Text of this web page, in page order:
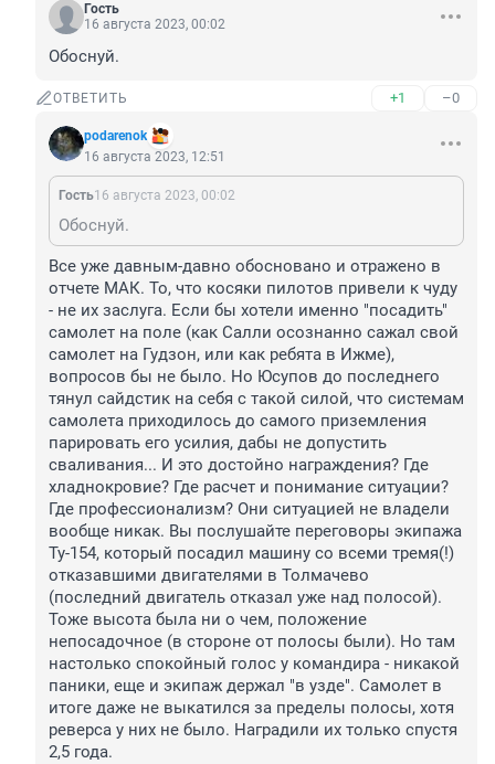
Гость
16 августа 2023, 00:02
Обоснуй.
ОТВЕТИТЬ +1 –0
podarenok
16 августа 2023, 12:51
Гость16 августа 2023, 00:02
Обоснуй.
Все уже давным-давно обосновано и отражено в
отчете МАК. То, что косяки пилотов привели к чуду
- не их заслуга. Если бы хотели именно "посадить"
самолет на поле (как Салли осознанно сажал свой
самолет на Гудзон, или как ребята в Ижме),
вопросов бы не было. Но Юсупов до последнего
тянул сайдстик на себя с такой силой, что системам
самолета приходилось до самого приземления
парировать его усилия, дабы не допустить
сваливания... И это достойно награждения? Где
хладнокровие? Где расчет и понимание ситуации?
Где профессионализм? Они ситуацией не владели
вообще никак. Вы послушайте переговоры экипажа
Ту-154, который посадил машину со всеми тремя(!)
отказавшими двигателями в Толмачево
(последний двигатель отказал уже над полосой).
Тоже высота была ни о чем, положение
непосадочное (в стороне от полосы были). Но там
настолько спокойный голос у командира - никакой
паники, еще и экипаж держал "в узде". Самолет в
итоге даже не выкатился за пределы полосы, хотя
реверса у них не было. Наградили их только спустя
2,5 года.